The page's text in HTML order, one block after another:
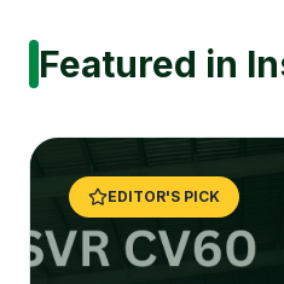
Featured in
EDITOR'S PICK